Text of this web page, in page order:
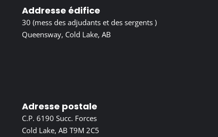
Addresse édifice
30 (mess des adjudants et des sergents )
Queensway, Cold Lake, AB
Adresse postale
C.P. 6190 Succ. Forces
Cold Lake, AB T9M 2C5